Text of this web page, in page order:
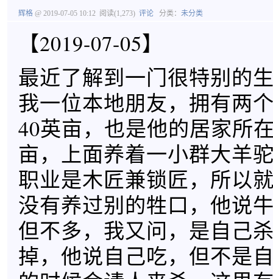
辉格 @ 2019-07-05 10:12 阅读(1,273) 评论 分类： 未分类
【2019-07-05】
最近了解到一门很特别的
我一位本地朋友，拥有两
40英亩，也是他的居家所
亩，上面养着一小群大羊
职业是木匠兼锁匠，所以
没有养过别的牲口，他说
但不多，我又问，是自己
掉，他说自己吃，但不是